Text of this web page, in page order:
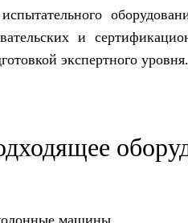
и
экспертного уровня.